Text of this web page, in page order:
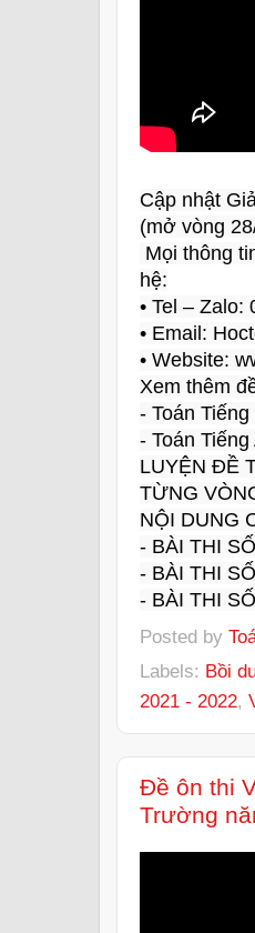
Cập nhật
(mở vòng
hệ:
• Tel – Zalo:
• Email:
• Website:
Xem thêm
- Toán Tiếng
- Toán Tiếng
LUYỆN ĐỀ
TỪNG
NỘI DUNG
- BÀI THI
- BÀI THI
- BÀI THI
Posted by
Labels: Bồi
2021 - 2022,
Đề ôn thi
Trường